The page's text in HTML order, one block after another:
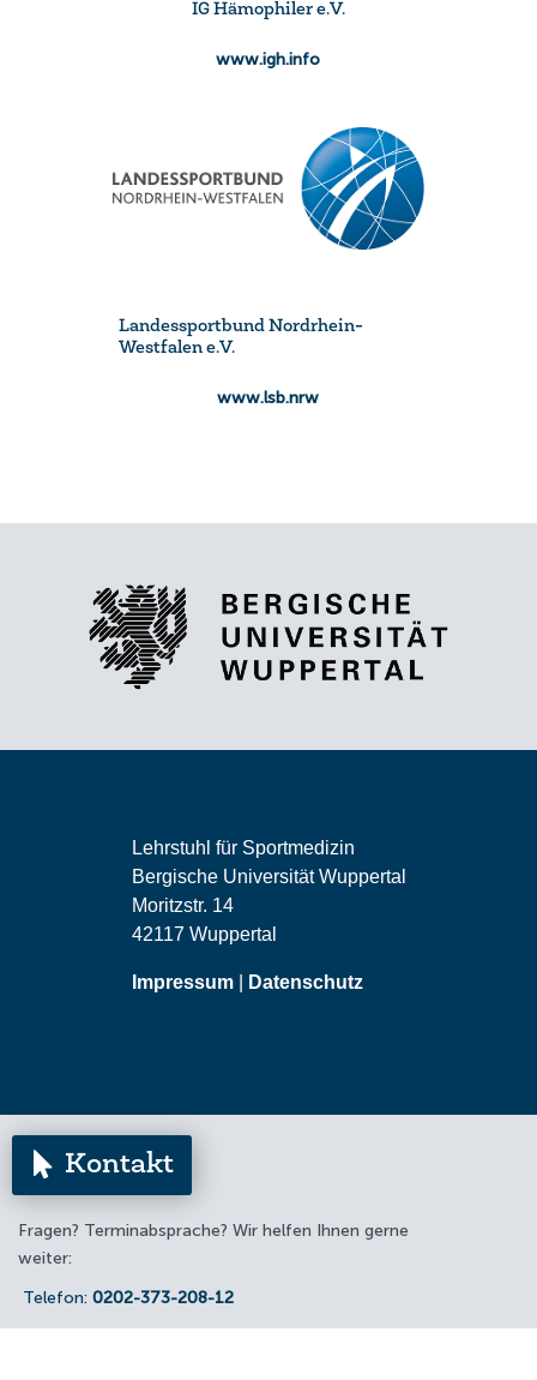
IG Hämophiler e.V.
www.igh.info
Landessportbund Nordrhein-
Westfalen e.V.
www.lsb.nrw
Lehrstuhl für Sportmedizin
Bergische Universität Wuppertal
Moritzstr. 14
42117 Wuppertal
Impressum| Datenschutz
 Kontakt
Fragen? Terminabsprache? Wir helfen Ihnen gerne
weiter:
Telefon: 0202-373-208-12